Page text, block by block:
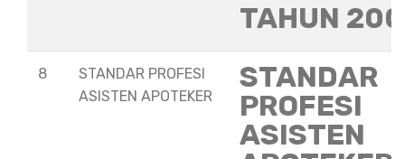
TAHUN
8
STANDAR PROFESI
ASISTEN APOTEKER
STANDAR
PROFESI
ASISTEN